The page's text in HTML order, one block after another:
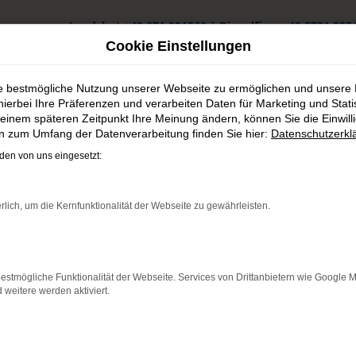
Landshut +49 871 931560|Dingolfing +49 8731
günstig kaufen
günstig kaufen
bestens motorisiert durch Ruhmannsfelden. Wir
Gerne lassen wir Sie bei uns vor Ort einsteigen –
Darüber hinaus erhalten Sie bei uns auch
die Ihnen das Autohaus Schneider bietet.
Cookie Einstellungen
bestmögliche Nutzung unserer Webseite zu ermöglichen und unsere
Ihre Präferenzen und verarbeiten Daten für Marketing und
späteren Zeitpunkt Ihre Meinung ändern, können Sie die
zum Umfang der Datenverarbeitung finden Sie hier:
von uns eingesetzt:
um die Kernfunktionalität der Webseite zu gewährleisten.
Funktionalität der Webseite. Services von Drittanbietern wie Google
weitere werden aktiviert.